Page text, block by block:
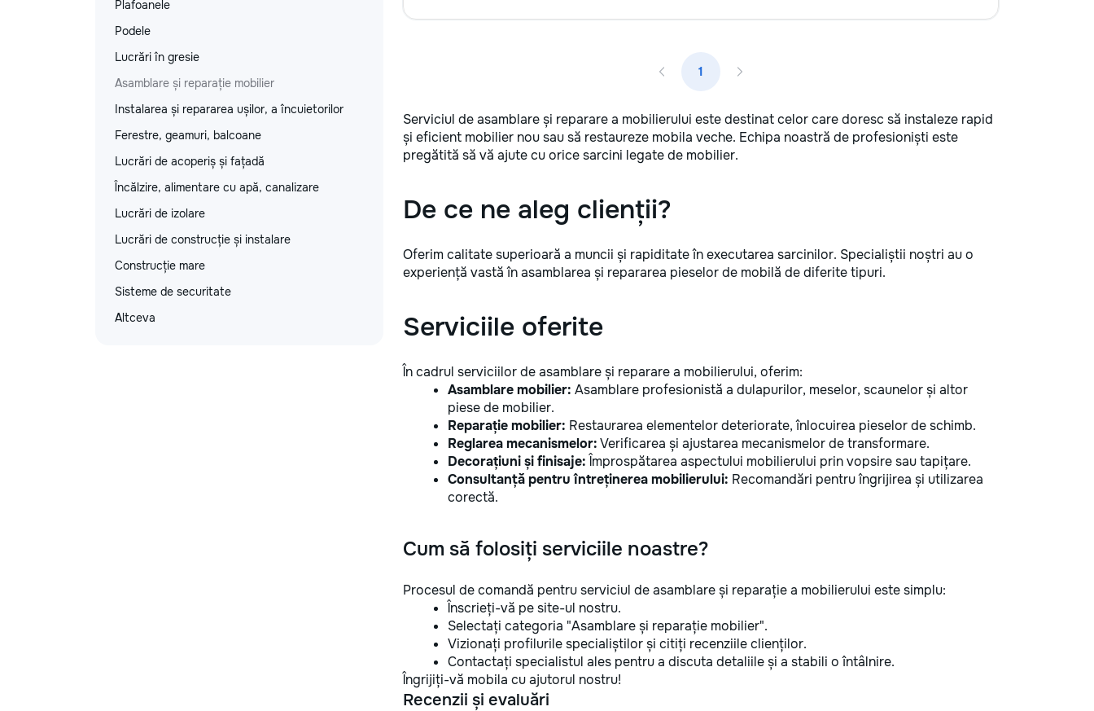
Plafoanele
Podele
Lucrări în gresie
Asamblare și reparație mobilier
Instalarea și repararea ușilor, a încuietorilor
Ferestre, geamuri, balcoane
Lucrări de acoperiș și fațadă
Încălzire, alimentare cu apă, canalizare
Lucrări de izolare
Lucrări de construcție și instalare
Construcție mare
Sisteme de securitate
Altceva
1
Serviciul de asamblare și reparare a mobilierului este destinat celor care doresc să instaleze rapid
și eficient mobilier nou sau să restaureze mobila veche. Echipa noastră de profesioniști este
pregătită să vă ajute cu orice sarcini legate de mobilier.
De ce ne aleg clienții?
Oferim calitate superioară a muncii și rapiditate în executarea sarcinilor. Specialiștii noștri au o
experiență vastă în asamblarea și repararea pieselor de mobilă de diferite tipuri.
Serviciile oferite
În cadrul serviciilor de asamblare și reparare a mobilierului, oferim:
Asamblare mobilier: Asamblare profesionistă a dulapurilor, meselor, scaunelor și altor
piese de mobilier.
Reparație mobilier: Restaurarea elementelor deteriorate, înlocuirea pieselor de schimb.
Reglarea mecanismelor:Verificarea și ajustarea mecanismelor de transformare.
Decorațiuni și finisaje: Împrospătarea aspectului mobilierului prin vopsire sau tapițare.
Consultanță pentru întreținerea mobilierului: Recomandări pentru îngrijirea și utilizarea
corectă.
Cum să folosiți serviciile noastre?
Procesul de comandă pentru serviciul de asamblare și reparație a mobilierului este simplu:
Înscrieți-vă pe site-ul nostru.
Selectați categoria "Asamblare și reparație mobilier".
Vizionați profilurile specialiștilor și citiți recenziile clienților.
Contactați specialistul ales pentru a discuta detaliile și a stabili o întâlnire.
Îngrijiți-vă mobila cu ajutorul nostru!
Recenzii și evaluări